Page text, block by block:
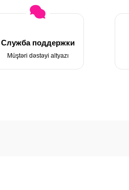
Служба поддержки
Müştəri dəstəyi altyazı